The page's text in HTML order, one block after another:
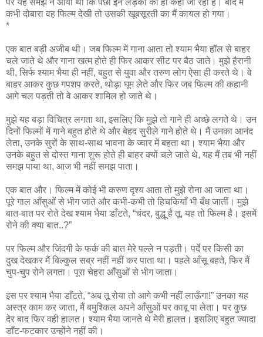
कभी दोबारा वह फिल्म देखी तो उसकी खूबसूरती का मैं कायल हो गया।
*
एक बात बड़ी अजीब थी। जब फिल्म में गाना आता तो श्याम भैया हॉल से बाहर
चले जाते थे और गाना खत्म होते ही फिर आकर सीट पर बैठ जाते। मुझे हैरानी
थी, सिर्फ श्याम भैया ही नहीं, बहुत से युवा और तरुण लोग ऐसा ही करते थे। वे
बाहर आकर कुछ गपशप करते, थोड़ा घूम लेते और फिर जब फिल्म की कहानी
आगे चल पड़ती तो वे आकर शामिल हो जाते थे।
मुझे यह बड़ा विचित्र लगता था, इसलिए कि मुझे तो गाने ही अच्छे लगते थे। उन
दिनों फिल्मों में गाने बहुत होते थे और बेहद सुरीले गाने होते थे। मैं उनका आनंद
लेता, उनके सुरों के साथ-साथ भावना के ज्वार में बहता था। श्याम भैया और
उनके बहुत से दोस्त गाना शुरू होते ही बाहर क्यों चले जाते थे, यह मैं तब भी नहीं
समझ पाया था, आज भी नहीं समझ पाता।
एक बात और। फिल्म में कोई भी करुण दृश्य आता तो मुझे रोना आ जाता था।
पूरे गाल आँसुओं से भीग जाते और कभी-कभी तो हिचकियाँ भी बँध जातीं। मुझे
बात-बात पर रोते देख श्याम भैया डाँटते, “चंदर, बुद्धू है तू, यह तो फिल्म है। इसमें
रोने की क्या बात..?”
पर फिल्म और जिंदगी के फर्क की बात मेरे पल्ले न पड़ती। पर्दे पर किसी का
दुख देखकर मैं बिल्कुल सब्र नहीं नहीं कर पाता था। पहले आँसू बहते, फिर मैं
चुप-चुप रोने लगता। पूरा चेहरा आँसुओं से भीग जाता।
इस पर श्याम भैया डाँटते, “अब तू रोया तो आगे कभी नहीं लाऊँगा!” उनका यह
अस्त्र काम कर जाता, मैं बमुश्किल अपने आँसुओं पर काबू पा लेता। पर कुछ
देर बाद फिर वही हालत। श्याम भैया जानते थे मेरी हालत। इसलिए बहुत ज्यादा
डाँट-फटकार उन्होंने नहीं की।